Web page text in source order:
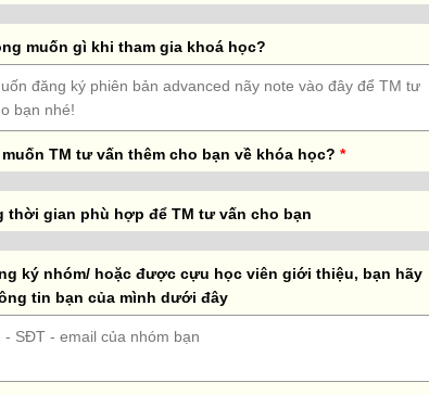
muốn gì khi tham gia khoá học?
TM tư vấn thêm cho bạn về khóa học? *
thời gian phù hợp để TM tư vấn cho bạn
ký nhóm/ hoặc được cựu học viên giới thiệu, bạn hãy
tin bạn của mình dưới đây